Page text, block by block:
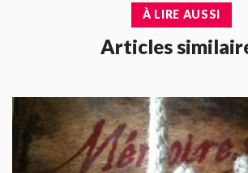
À LIRE AUSSI
Articles